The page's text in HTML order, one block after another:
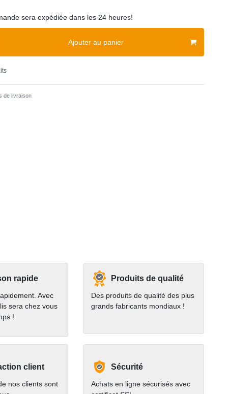
sera expédiée dans les 24 heures!
Ajouter au panier
de livraison
rapide
Avec
sera chez vous
!
Produits de qualité
Des produits de qualité des plus
grands fabricants mondiaux !
client
nos clients sont
Sécurité
Achats en ligne sécurisés avec